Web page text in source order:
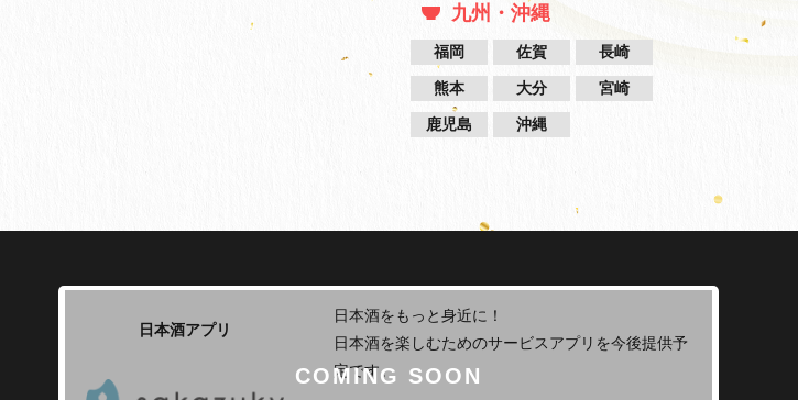
九州・沖縄
福岡 佐賀 長崎
熊本 大分 宮崎
鹿児島 沖縄
日本酒アプリ
日本酒をもっと身近に！
日本酒を楽しむためのサービスアプリを今後提供予
定です。